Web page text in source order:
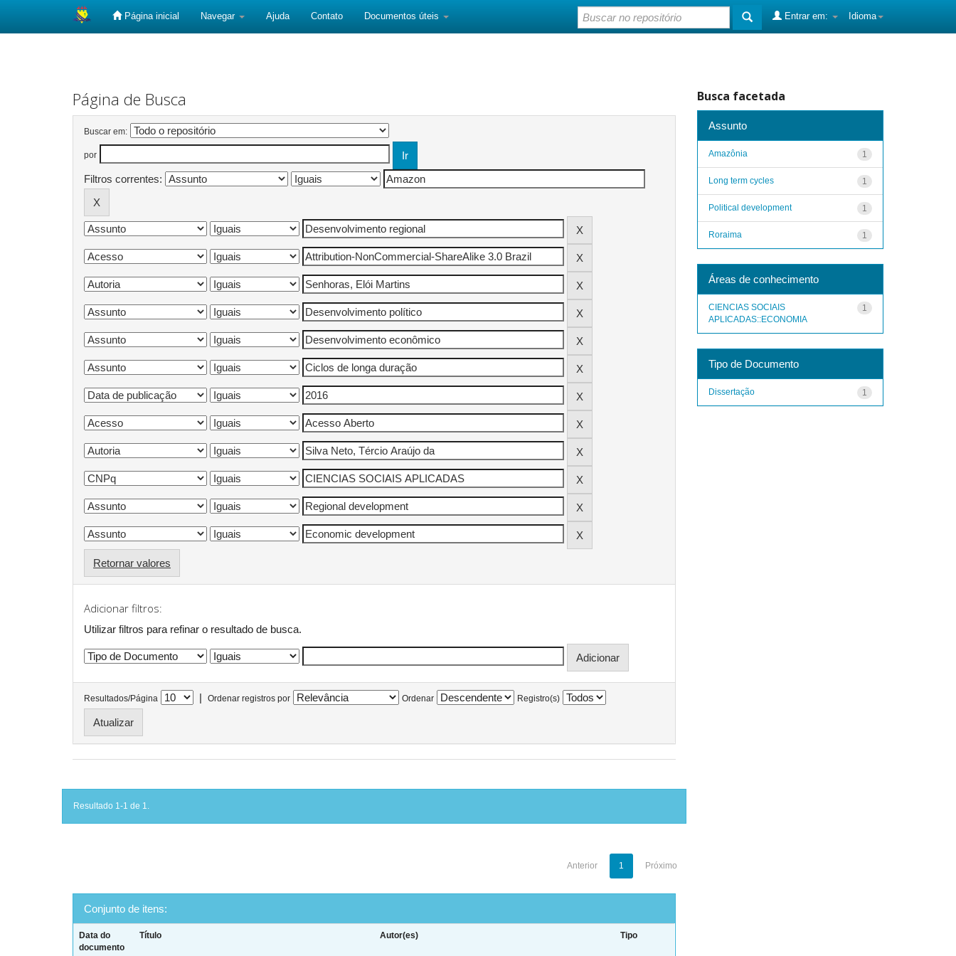
Página inicial Navegar Ajuda Contato Documentos úteis Idioma
Entrar em:
Página de Busca
Buscar em:
por
Filtros correntes:
Retornar valores
Adicionar filtros:
Utilizar filtros para refinar o resultado de busca.
Resultados/Página | Ordenar registros por Ordenar Registro(s)
Resultado 1-1 de 1.
Anterior 1 Próximo
Conjunto de itens:
Data do
documento
Título Autor(es) Tipo
Busca facetada
Assunto
1
Amazônia
1
Long term cycles
1
Political development
1
Roraima
Áreas de conhecimento
1
CIENCIAS SOCIAIS
APLICADAS::ECONOMIA
Tipo de Documento
1
Dissertação